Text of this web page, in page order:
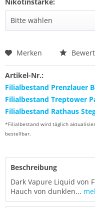
Merken
Artikel-Nr.:
Filialbestand Prenzlauer
Filialbestand Treptower
Filialbestand Rathaus
*Filialbestand wird täglich
bestellbar.
Beschreibung
Dark Vapure Liquid von
Hauch von dunklen...